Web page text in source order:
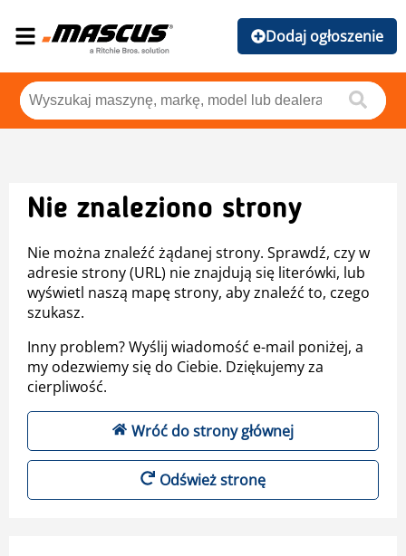
Dodaj ogłoszenie
Nie znaleziono strony
Nie można znaleźć żądanej strony. Sprawdź, czy w
adresie strony (URL) nie znajdują się literówki, lub
wyświetl naszą mapę strony, aby znaleźć to, czego
szukasz.
Inny problem? Wyślij wiadomość e-mail poniżej, a
my odezwiemy się do Ciebie. Dziękujemy za
cierpliwość.
Wróć do strony głównej
Odśwież stronę